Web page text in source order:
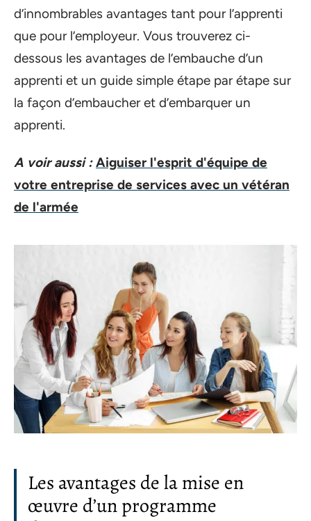
d’innombrables avantages tant pour l’apprenti
que pour l’employeur. Vous trouverez ci-
dessous les avantages de l’embauche d’un
apprenti et un guide simple étape par étape sur
la façon d’embaucher et d’embarquer un
apprenti.
A voir aussi : Aiguiser l'esprit d'équipe de
votre entreprise de services avec un vétéran
de l'armée
Les avantages de la mise en
œuvre d’un programme